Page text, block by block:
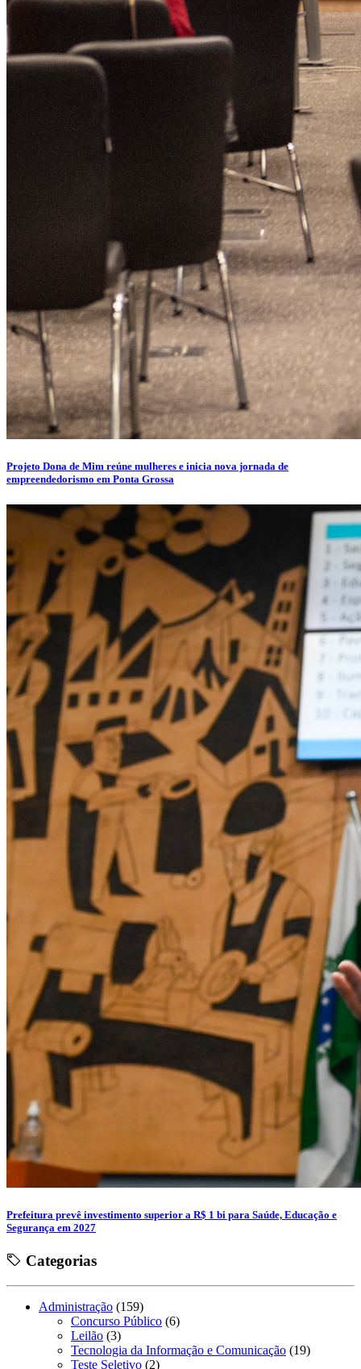
Projeto Dona de Mim reúne mulheres e inicia nova jornada de
empreendedorismo em Ponta Grossa
Prefeitura prevê investimento superior a R$ 1 bi para Saúde, Educação e
Segurança em 2027
Categorias
Administração (159)
Concurso Público (6)
Leilão (3)
Tecnologia da Informação e Comunicação (19)
Teste Seletivo (2)